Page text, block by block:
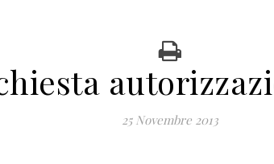
25 Novembre 2013